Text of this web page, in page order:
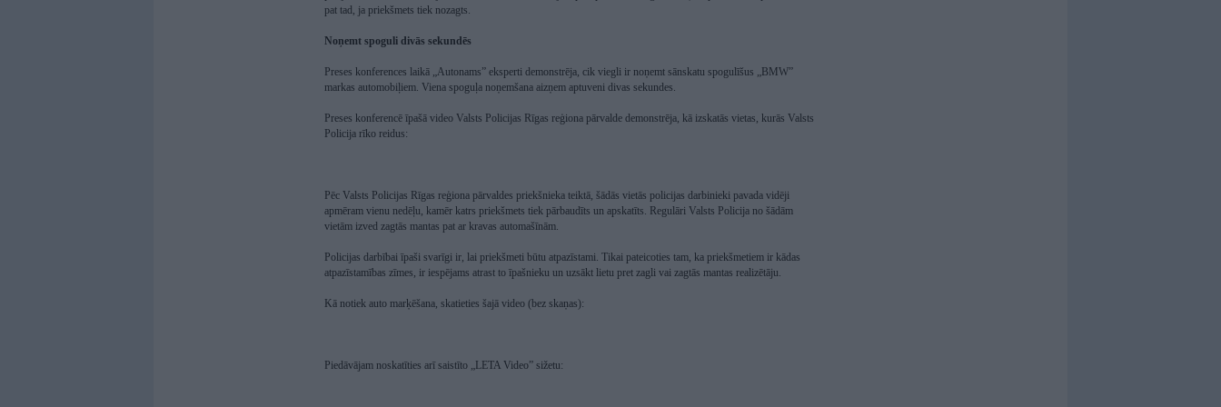
pat tad, ja priekšmets tiek nozagts.
Noņemt spoguli divās sekundēs
Preses konferences laikā „Autonams” eksperti demonstrēja, cik viegli ir noņemt sānskatu spogulīšus „BMW”
markas automobiļiem. Viena spoguļa noņemšana aizņem aptuveni divas sekundes.
Preses konferencē īpašā video Valsts Policijas Rīgas reģiona pārvalde demonstrēja, kā izskatās vietas, kurās Valsts
Policija rīko reidus:
Pēc Valsts Policijas Rīgas reģiona pārvaldes priekšnieka teiktā, šādās vietās policijas darbinieki pavada vidēji
apmēram vienu nedēļu, kamēr katrs priekšmets tiek pārbaudīts un apskatīts. Regulāri Valsts Policija no šādām
vietām izved zagtās mantas pat ar kravas automašīnām.
Policijas darbībai īpaši svarīgi ir, lai priekšmeti būtu atpazīstami. Tikai pateicoties tam, ka priekšmetiem ir kādas
atpazīstamības zīmes, ir iespējams atrast to īpašnieku un uzsākt lietu pret zagli vai zagtās mantas realizētāju.
Kā notiek auto marķēšana, skatieties šajā video (bez skaņas):
Piedāvājam noskatīties arī saistīto „LETA Video” sižetu: